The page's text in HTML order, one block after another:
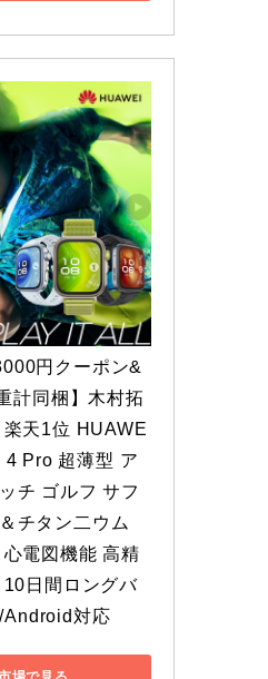
円クーポン&
計同梱】木村拓
天1位 HUAWE
4 Pro 超薄型 ア
チ ゴルフ サフ
チタン二ウム
電図機能 高精
日間ロングバ
Android対応